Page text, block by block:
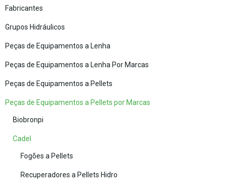
Fabricantes
Grupos Hidráulicos
Peças de Equipamentos a Lenha
Peças de Equipamentos a Lenha Por Marcas
Peças de Equipamentos a Pellets
Peças de Equipamentos a Pellets por Marcas
Biobronpi
Cadel
Fogões a Pellets
Recuperadores a Pellets Hidro